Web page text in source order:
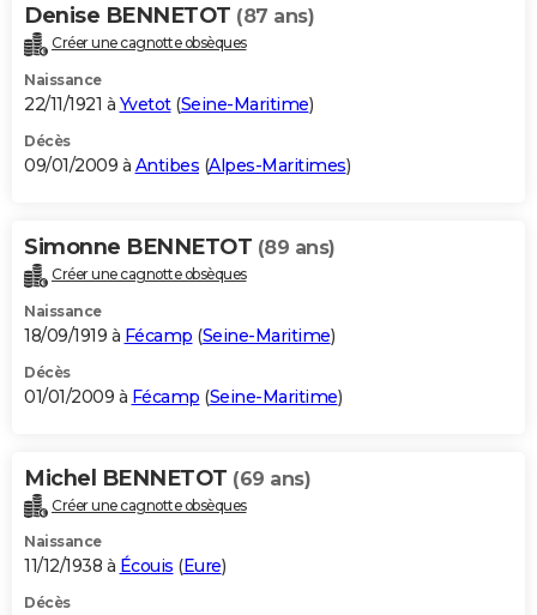
Denise BENNETOT (87 ans)
Créer une cagnotte obsèques
Naissance
22/11/1921 à Yvetot(Seine-Maritime)
Décès
09/01/2009 à Antibes (Alpes-Maritimes)
Simonne BENNETOT (89 ans)
Créer une cagnotte obsèques
Naissance
18/09/1919 à Fécamp (Seine-Maritime)
Décès
01/01/2009 à Fécamp (Seine-Maritime)
Michel BENNETOT (69 ans)
Créer une cagnotte obsèques
Naissance
11/12/1938 à Écouis (Eure)
Décès